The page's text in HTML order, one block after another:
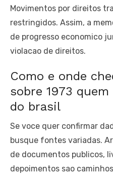
Movimentos por direitos
restringidos. Assim, a
de progresso economico
violacao de direitos.
Como e onde
sobre 1973
do brasil
Se voce quer confirmar
busque fontes variadas.
de documentos publicos,
depoimentos sao